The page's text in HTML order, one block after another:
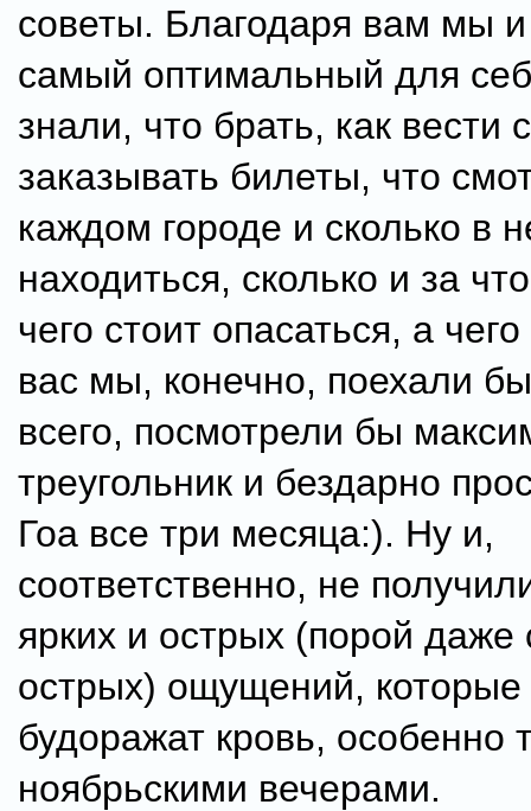
советы. Благодаря вам мы и
самый оптимальный для
знали, что брать, как вести
заказывать билеты, что
каждом городе и сколько в
находиться, сколько и за
чего стоит опасаться, а
вас мы, конечно, поехали
всего, посмотрели бы
треугольник и бездарно
Гоа все три месяца:). Ну и,
соответственно, не
ярких и острых (порой
острых) ощущений, которые
будоражат кровь, особенно
ноябрьскими вечерами.